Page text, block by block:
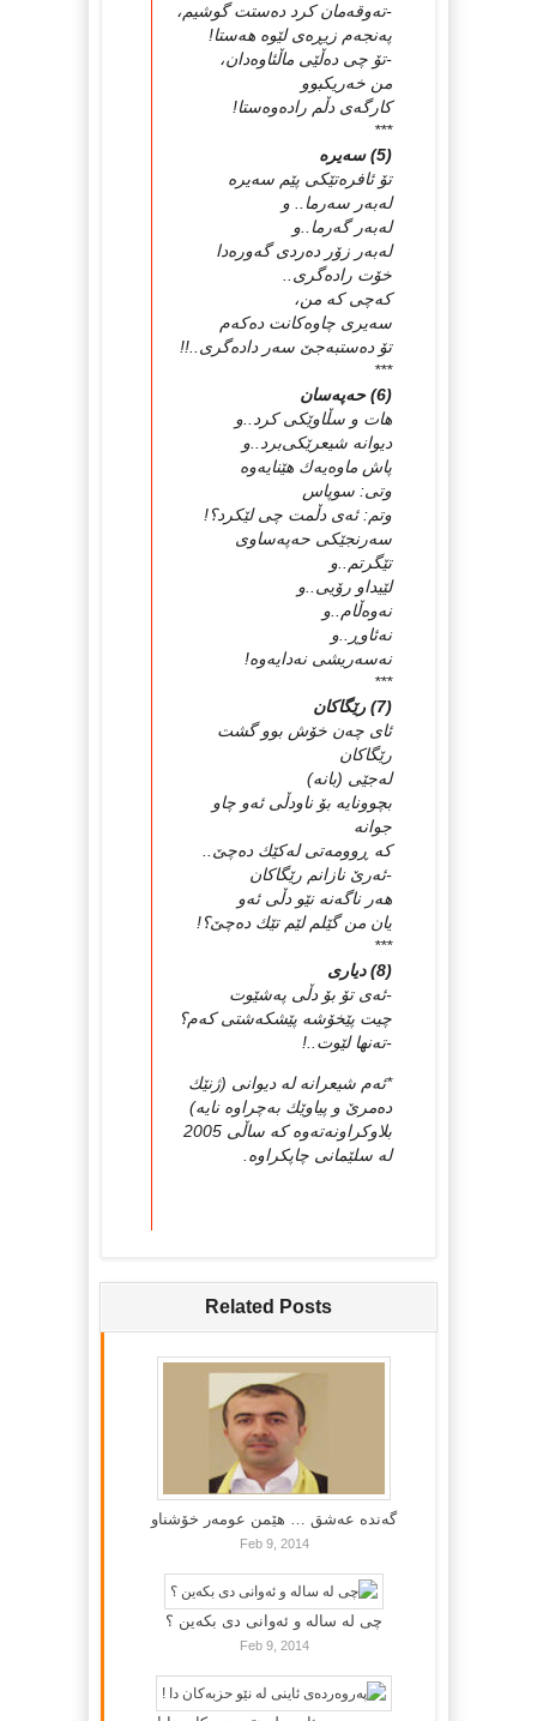
-ته‌وقه‌مان كرد ده‌ستت گوشیم،
په‌نجه‌م زیڕه‌ی‌ لێوه‌ هه‌ستا!
-تۆ چی‌ ده‌ڵێی‌ ماڵئاوه‌دان،
من خه‌ریكبوو
كارگه‌ی‌ دڵم راده‌وه‌ستا!
***
(5) سه‌یره‌
تۆ ئافره‌تێكی‌ پێم سه‌یره‌
له‌به‌ر سه‌رما.. و
له‌به‌ر گه‌رما..و
له‌به‌ر زۆر ده‌ردی‌ گه‌وره‌دا
خۆت راده‌گری‌..
كه‌چی‌ كه ‌من،
سه‌یری‌ چاوه‌كانت ده‌كه‌م
تۆ ده‌ستبه‌جێ‌ سه‌ر داده‌گری‌..!!
***
(6) حه‌په‌سان
هات و سڵاوێكی‌ كرد..و
دیوانه‌ شیعرێكی‌برد..و
پاش ماوه‌یه‌ك هێنایه‌وه‌
وتی‌: سوپاس
وتم: ئه‌ی‌ دڵمت چی‌ لێكرد؟!
سه‌رنجێكی‌ حه‌په‌ساوی‌
تێگرتم..و
لێیداو رۆیی‌..و
نه‌وه‌ڵام..و
نه‌ئاوڕ..و
نه‌سه‌ریشی‌ نه‌دایه‌وه‌!
***
(7) رێگاكان
ئای‌ چه‌ن خۆش بوو گشت
رێگاكان
له‌جێی‌ (بانه‌)
بچوونایه‌ بۆ ناودڵی‌ ئه‌و چاو
جوانه‌
كه‌ ڕوومه‌تی‌ له‌كێك ده‌چێ‌..
-ئه‌رێ‌ نازانم رێگاكان
هه‌ر ناگه‌نه‌ نێو دڵی‌ ئه‌و
یان من گێلم لێم تێك ده‌چێ‌؟!
***
(8) دیاری‌
-ئه‌ی‌ تۆ بۆ دڵی‌ په‌شێوت
چیت پێخۆشه‌ پێشكه‌شتی‌ كه‌م؟
-ته‌نها لێوت..!
*ئه‌م شیعرانه‌ له‌ دیوانی (ژنێك
ده‌مرێ‌ و پیاوێك به‌چراوه‌ نایه‌)
بلاوكراونه‌ته‌وه‌ كه‌ ساڵی 2005
له‌ سلێمانی چاپكراوه‌.
Related Posts
گه‌نده‌ عه‌شق … هێمن عومه‌ر خۆشناو
Feb 9, 2014
چی لە سالە و ئەوانی دی بكەین ؟
Feb 9, 2014